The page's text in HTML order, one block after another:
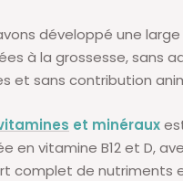
développé une
à la grossesse, sans
et sans contribution
mines et minéraux
en vitamine B12 et D,
complet de nutriments